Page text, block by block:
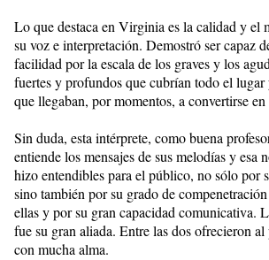
Lo que destaca en Virginia es la calidad y el
su voz e interpretación. Demostró ser capaz
facilidad por la escala de los graves y los
fuertes y profundos que cubrían todo el lugar
que llegaban, por momentos, a convertirse en
Sin duda, esta intérprete, como buena
entiende los mensajes de sus melodías y esa
hizo entendibles para el público, no sólo por
sino también por su grado de
ellas y por su gran capacidad comunicativa.
fue su gran aliada. Entre las dos ofrecieron
con mucha alma.